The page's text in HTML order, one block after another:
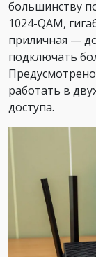
большинству
1024-QAM,
приличная —
подключать
работать в
доступа.